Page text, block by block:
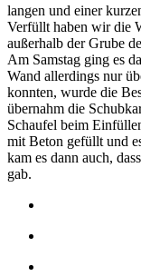
langen und einer
Verfüllt haben wir die
außerhalb der Grube
Am Samstag ging es
Wand allerdings nur
konnten, wurde die
übernahm die
Schaufel beim
mit Beton gefüllt und
kam es dann auch,
gab.